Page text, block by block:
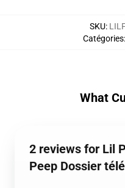
SKU:
Catégories:
What
2 reviews for Lil
Peep Dossier